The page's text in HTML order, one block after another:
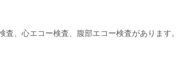
、心エコー検査、腹部エコー検査があります。